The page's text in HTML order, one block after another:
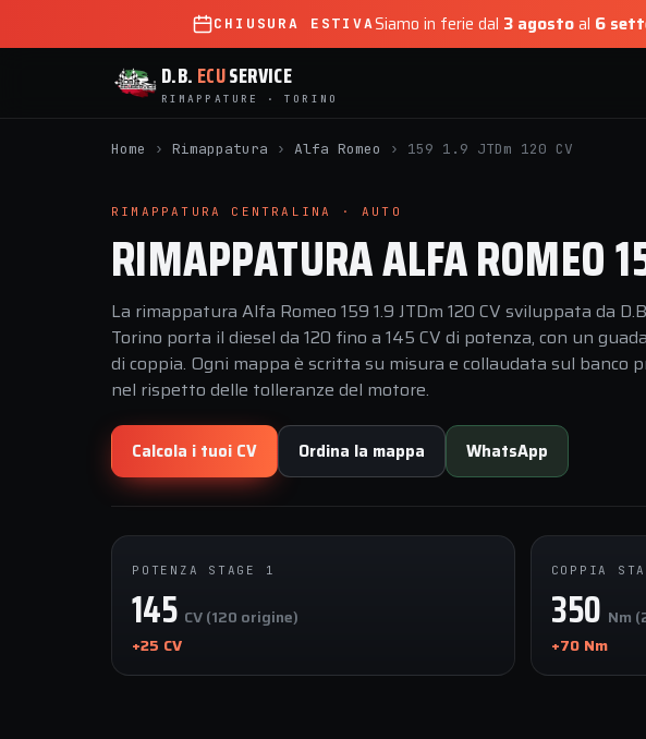
CHIUSURA ESTIVASiamo in ferie dal 3 agostoal 6
D.B. ECUSERVICE
RIMAPPATURE · TORINO
Home › Rimappatura › Alfa Romeo › 159 1.9 JTDm 120 CV
RIMAPPATURA CENTRALINA · AUTO
RIMAPPATURA ALFA ROMEO
La rimappatura Alfa Romeo 159 1.9 JTDm 120 CV sviluppata da
Torino porta il diesel da 120 fino a 145 CV di potenza, con un
di coppia. Ogni mappa è scritta su misura e collaudata sul banco
nel rispetto delle tolleranze del motore.
Calcola i tuoi CV Ordina la mappa WhatsApp
POTENZA STAGE 1
145 CV (120 origine)
+25 CV
COPPIA
350 Nm
+70 Nm